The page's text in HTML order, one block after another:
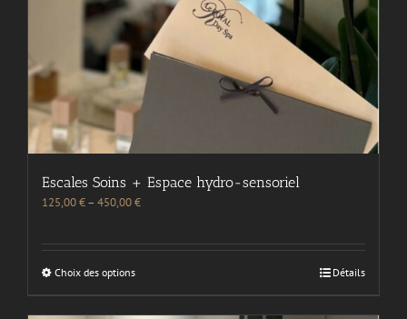
Escales Soins + Espace hydro-sensoriel
125,00€– 450,00€
Choix des options Détails